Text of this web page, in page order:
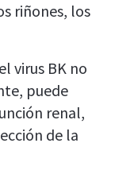
riñones, los
virus BK no
puede
renal,
de la